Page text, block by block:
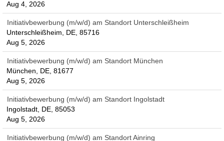
Aug 4, 2026
Initiativbewerbung (m/w/d) am Standort Unterschleißheim
Unterschleißheim, DE, 85716
Aug 5, 2026
Initiativbewerbung (m/w/d) am Standort München
München, DE, 81677
Aug 5, 2026
Initiativbewerbung (m/w/d) am Standort Ingolstadt
Ingolstadt, DE, 85053
Aug 5, 2026
Initiativbewerbung (m/w/d) am Standort Ainring